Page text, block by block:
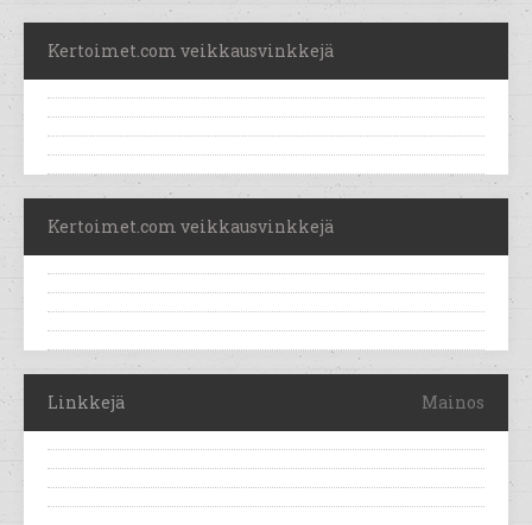
Kertoimet.com veikkausvinkkejä
Kertoimet.com veikkausvinkkejä
Linkkejä Mainos